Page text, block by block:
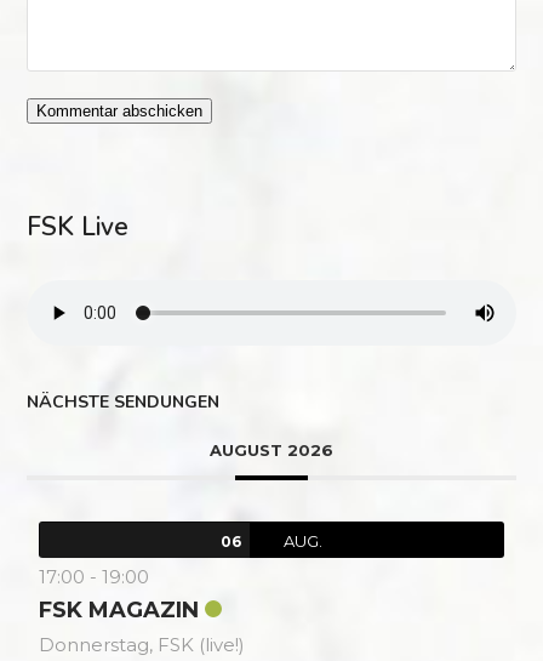
FSK Live
NÄCHSTE SENDUNGEN
AUGUST 2026
06 AUG.
17:00 -19:00
FSK MAGAZIN
Donnerstag, FSK (live!)